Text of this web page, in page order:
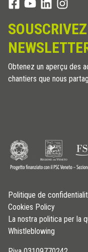
Obtenez un aperçu des
chantiers que nous
Politique de
Cookies Policy
La nostra politica per la
Whistleblowing